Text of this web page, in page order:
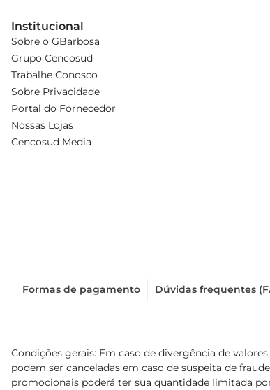
Institucional
Sobre o GBarbosa
Grupo Cencosud
Trabalhe Conosco
Sobre Privacidade
Portal do Fornecedor
Nossas Lojas
Cencosud Media
Formas de pagamento Dúvidas frequentes
Condições gerais: Em caso de divergência de
podem ser canceladas em caso de suspeita de
promocionais poderá ter sua quantidade limitada